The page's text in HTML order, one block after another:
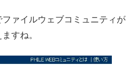
ァイルウェブコミュニティが
すね。